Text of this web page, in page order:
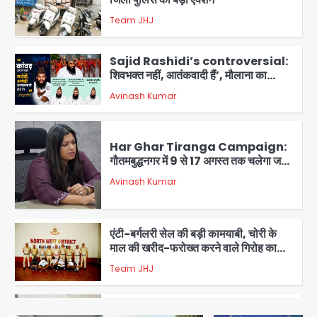
4
Team JHJ
5
Sajid Rashidi’s controversial:
शिवभक्त नहीं, आतंकवादी हैं’, मौलाना का
कांवड़ियों पर विवादित बयान, BJP विधायक ने
कराई FIR, NSA की मांग
Avinash Kumar
1
Har Ghar Tiranga Campaign:
गौतमबुद्धनगर में 9 से 17 अगस्त तक चलेगा जन-
जागरूकता महाअभियान, डीएम ने की समीक्षा
बैठक
Avinash Kumar
2
एंटी-बर्गलरी सेल की बड़ी कामयाबी, चोरी के
माल की खरीद-फरोख्त करने वाले गिरोह का
भंडाफोड़
Team JHJ